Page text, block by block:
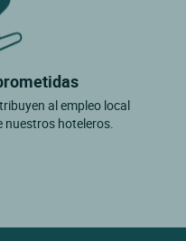
al empleo local
nuestros hoteleros.